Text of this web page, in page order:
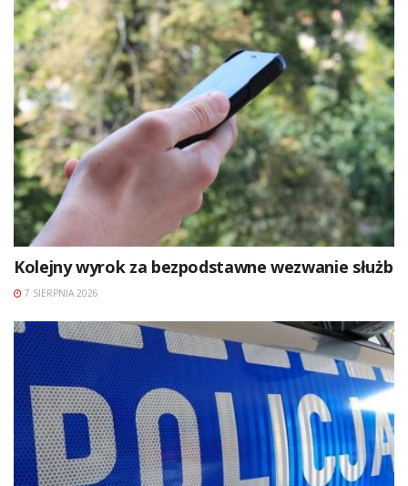
Kolejny wyrok za bezpodstawne wezwanie służb
7 SIERPNIA 2026